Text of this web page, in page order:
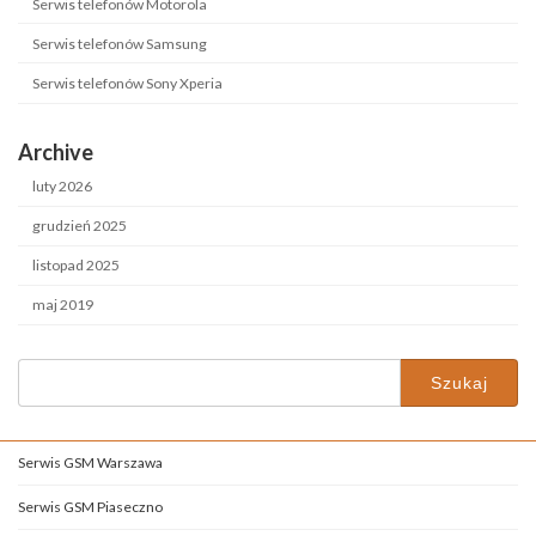
Serwis telefonów Motorola
Serwis telefonów Samsung
Serwis telefonów Sony Xperia
Archive
luty 2026
grudzień 2025
listopad 2025
maj 2019
Szukaj:
Serwis GSM Warszawa
Serwis GSM Piaseczno